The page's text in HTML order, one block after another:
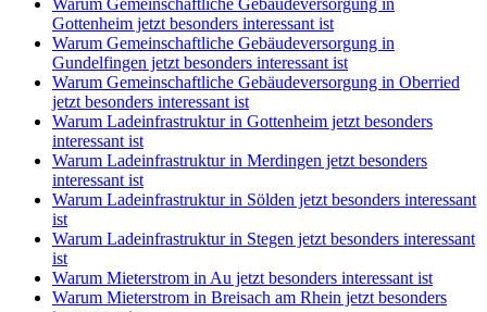
Warum Gemeinschaftliche Gebäudeversorgung in
Gottenheim jetzt besonders interessant ist
Warum Gemeinschaftliche Gebäudeversorgung in
Gundelfingen jetzt besonders interessant ist
Warum Gemeinschaftliche Gebäudeversorgung in Oberried
jetzt besonders interessant ist
Warum Ladeinfrastruktur in Gottenheim jetzt besonders
interessant ist
Warum Ladeinfrastruktur in Merdingen jetzt besonders
interessant ist
Warum Ladeinfrastruktur in Sölden jetzt besonders interessant
ist
Warum Ladeinfrastruktur in Stegen jetzt besonders interessant
ist
Warum Mieterstrom in Au jetzt besonders interessant ist
Warum Mieterstrom in Breisach am Rhein jetzt besonders